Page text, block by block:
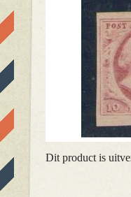
Dit product is